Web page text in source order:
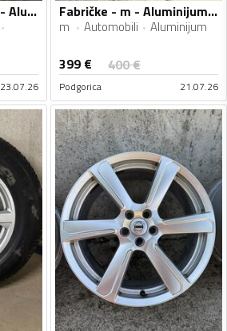
Fabričke - Mercedes - Aluminijum felne
23.07.26
Fabričke - m - Aluminijum felne
m Automobili Aluminijum
399 € 400€
Podgorica 21.07.26